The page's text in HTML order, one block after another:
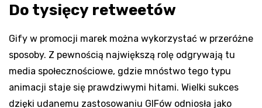
Do tysięcy retweetów
Gify w promocji marek można wykorzystać w przeróżne
sposoby. Z pewnością największą rolę odgrywają tu
media społecznościowe, gdzie mnóstwo tego typu
animacji staje się prawdziwymi hitami. Wielki sukces
dzięki udanemu zastosowaniu GIFów odniosła jako